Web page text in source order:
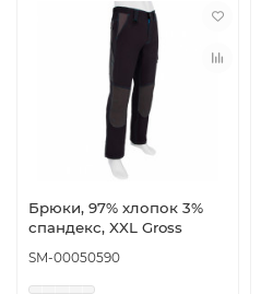
Брюки, 97% хлопок 3%
спандекс, XXL Gross
SM-00050590